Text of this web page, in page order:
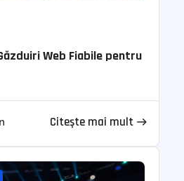
Web Fiabile pentru
Citeşte mai mult